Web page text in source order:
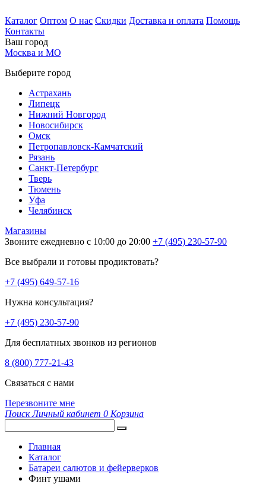
Каталог Оптом О нас Скидки Доставка и оплата Помощь
Контакты
Ваш город
Москва и МО
Выберите город
Астрахань
Липецк
Нижний Новгород
Новосибирск
Омск
Петропавловск-Камчатский
Рязань
Санкт-Петербург
Тверь
Тюмень
Уфа
Челябинск
Магазины
Звоните ежедневно с 10:00 до 20:00 +7 (495) 230-57-90
Все выбрали и готовы продиктовать?
+7 (495) 649-57-16
Нужна консультация?
+7 (495) 230-57-90
Для бесплатных звонков из регионов
8 (800) 777-21-43
Связаться с нами
Перезвоните мне
Поиск Личный кабинет 0 Корзина
Главная
Каталог
Батареи салютов и фейерверков
Финт ушами